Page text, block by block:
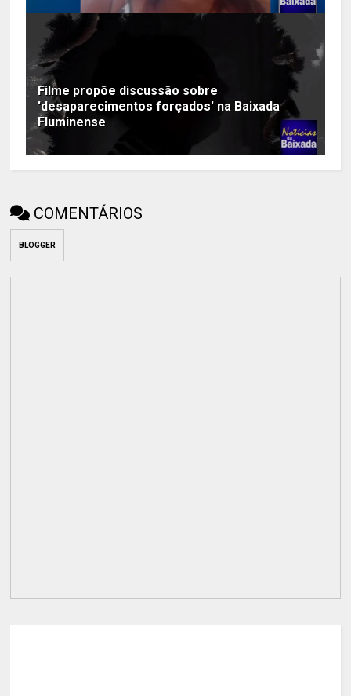
Filme propõe discussão sobre
'desaparecimentos forçados' na Baixada
Fluminense
COMENTÁRIOS
BLOGGER